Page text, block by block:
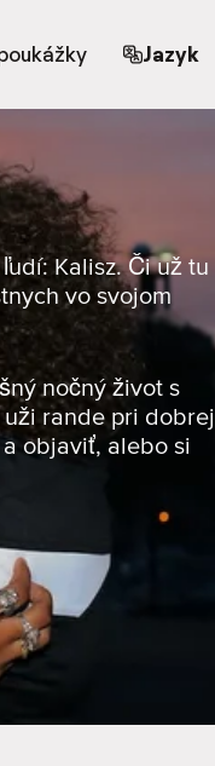
Jazyk
Kalisz. Či už tu
vo svojom
nočný život s
rande pri dobrej
objaviť, alebo si